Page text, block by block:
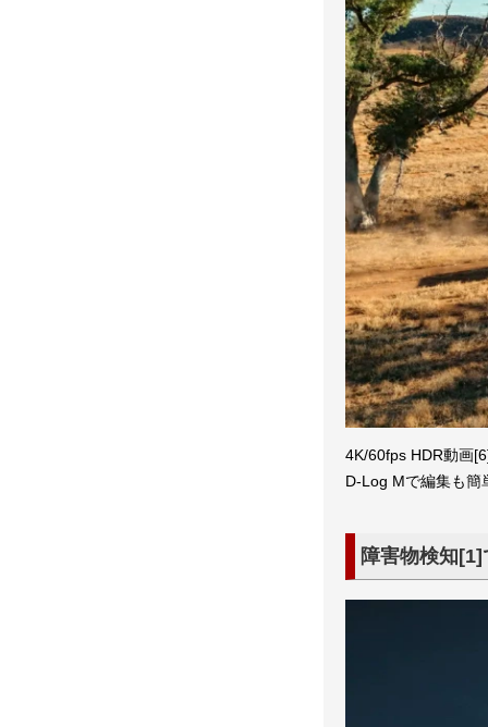
4K/60fps HDR動画
D-Log Mで編集も簡
障害物検知